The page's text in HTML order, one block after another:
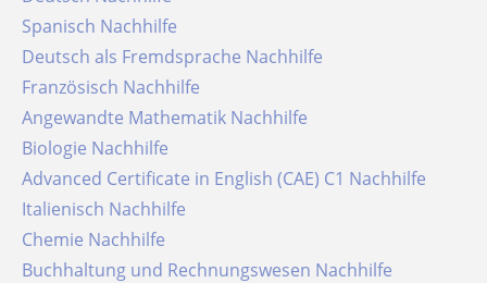
Spanisch Nachhilfe
Deutsch als Fremdsprache Nachhilfe
Französisch Nachhilfe
Angewandte Mathematik Nachhilfe
Biologie Nachhilfe
Advanced Certificate in English (CAE) C1 Nachhilfe
Italienisch Nachhilfe
Chemie Nachhilfe
Buchhaltung und Rechnungswesen Nachhilfe